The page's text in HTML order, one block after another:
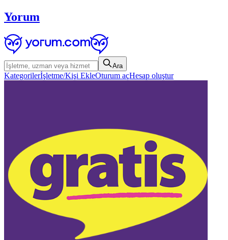
Yorum
Ara
Kategorilerİşletme/Kişi EkleOturum açHesap oluştur